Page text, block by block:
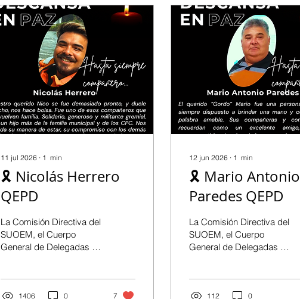
11 jul 2026 ∙ 1 min
🎗️ Nicolás Herrero
QEPD
La Comisión Directiva del
SUOEM, el Cuerpo
General de Delegadas y
1406 0 7
12 jun 2026 ∙ 1 min
🎗️ Mario Antonio
Paredes QEPD
La Comisión Directiva del
SUOEM, el Cuerpo
General de Delegadas y
112 0